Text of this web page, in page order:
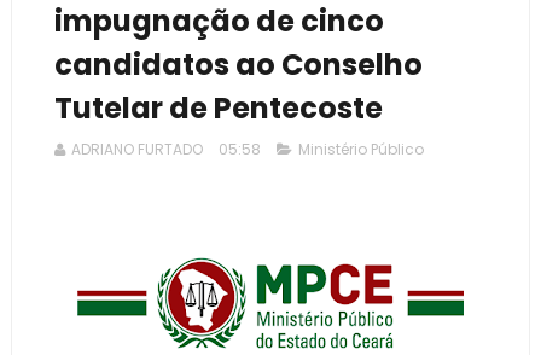
impugnação de cinco
candidatos ao Conselho
Tutelar de Pentecoste
ADRIANO FURTADO 05:58 Ministério Público